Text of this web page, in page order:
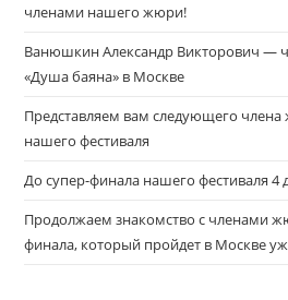
членами нашего жюри!
Ванюшкин Александр Викторович —
«Душа баяна» в Москве
Представляем вам следующего
нашего фестиваля
До супер-финала нашего фестиваля 4
Продолжаем знакомство с членами
финала, который пройдет в Москве